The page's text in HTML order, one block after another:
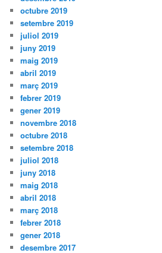
octubre 2019
setembre 2019
juliol 2019
juny 2019
maig 2019
abril 2019
març 2019
febrer 2019
gener 2019
novembre 2018
octubre 2018
setembre 2018
juliol 2018
juny 2018
maig 2018
abril 2018
març 2018
febrer 2018
gener 2018
desembre 2017